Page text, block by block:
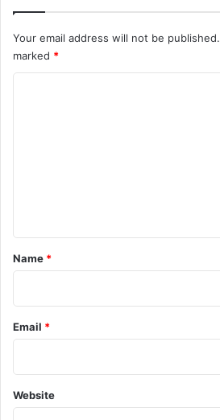
Your email address will not be published.
marked *
*
Name *
Email *
Website